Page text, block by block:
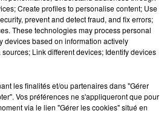
LES
SAMU et l’élu de
Create profiles to personalise content; Use
prevent and detect fraud, and fix errors;
These technologies may process personal
devices based on information actively
Link different devices; Identify devices
les finalités et/ou partenaires dans "Gérer
Vos préférences ne s'appliqueront que pour
via le lien "Gérer les cookies" situé en